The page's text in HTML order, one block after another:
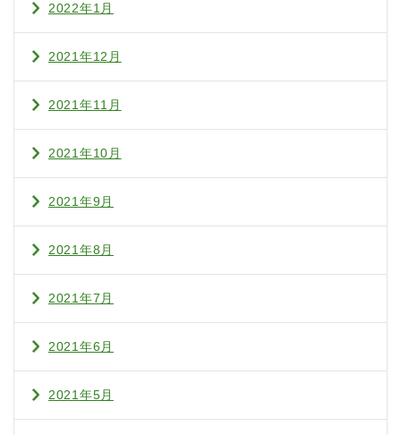
2022年1月
2021年12月
2021年11月
2021年10月
2021年9月
2021年8月
2021年7月
2021年6月
2021年5月